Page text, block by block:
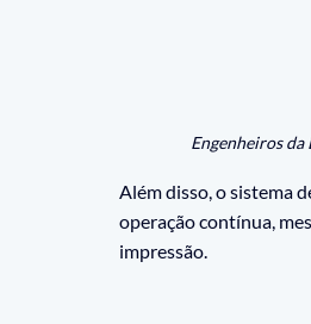
Engenheiros da
Além disso, o sistema
operação contínua,
impressão.